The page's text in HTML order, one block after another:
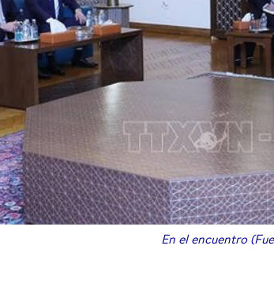
En el encuentro